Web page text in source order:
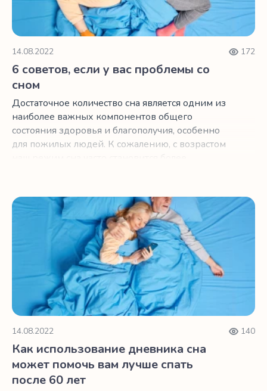
14.08.2022 172
6 советов, если у вас проблемы со
сном
Достаточное количество сна является одним из
наиболее важных компонентов общего
состояния здоровья и благополучия, особенно
для пожилых людей. К сожалению, с возрастом
Как использование дневника сна может помочь вам
14.08.2022 140
Как использование дневника сна
может помочь вам лучше спать
после 60 лет